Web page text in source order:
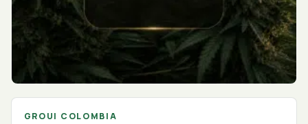
GROUI COLOMBIA